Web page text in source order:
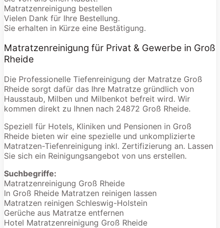
Matratzenreinigung bestellen
Vielen Dank für Ihre Bestellung.
Sie erhalten in Kürze eine Bestätigung.
Matratzenreinigung für Privat & Gewerbe in Groß
Rheide
Die Professionelle Tiefenreinigung der Matratze Groß
Rheide sorgt dafür das Ihre Matratze gründlich von
Hausstaub, Milben und Milbenkot befreit wird. Wir
kommen direkt zu Ihnen nach 24872 Groß Rheide.
Speziell für Hotels, Kliniken und Pensionen in Groß
Rheide bieten wir eine spezielle und unkomplizierte
Matratzen-Tiefenreinigung inkl. Zertifizierung an. Lassen
Sie sich ein Reinigungsangebot von uns erstellen.
Suchbegriffe:
Matratzenreinigung Groß Rheide
In Groß Rheide Matratzen reinigen lassen
Matratzen reinigen Schleswig-Holstein
Gerüche aus Matratze entfernen
Hotel Matratzenreinigung Groß Rheide